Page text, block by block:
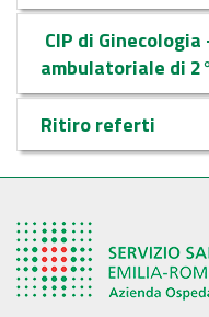
CIP di
ambulatoriale di
Ritiro referti